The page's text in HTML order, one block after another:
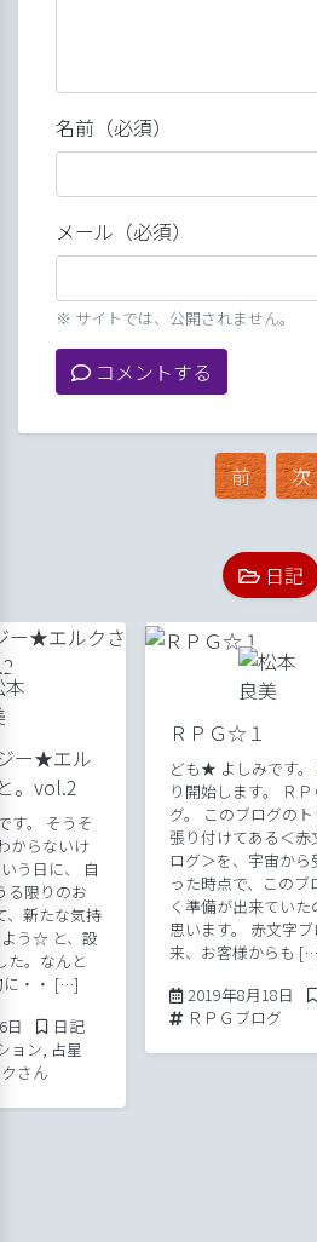
名前（必須）
メール（必須）
※ サイトでは、公開されません。
コメントする
前 次
日記
ー★エル
。vol.2
す。 そうそ
からないけ
う日に、 自
る限りのお
、新たな気持
う☆ と、設
た。なんと
・・ […]
日 2020年4月14日
Posted in
日記
ョン, 占星
さん
ＲＰＧ☆１
ども★ よしみです。
り開始します。 Ｒ
グ。 このブログのト
張り付けてある＜赤
ログ＞を、宇宙から
った時点で、このブ
く準備が出来ていた
思います。 赤文字ブ
来、お客様からも
2019年8月18日
Tags:
ＲＰＧブログ